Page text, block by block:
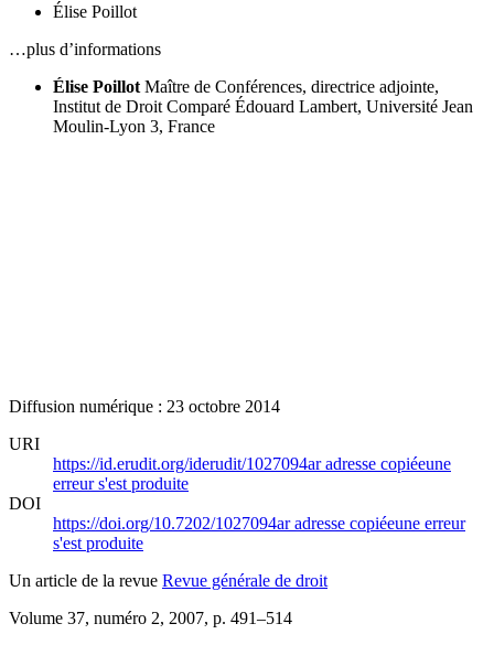
Élise Poillot
…plus d’informations
Élise Poillot Maître de Conférences, directrice adjointe,
Institut de Droit Comparé Édouard Lambert, Université Jean
Moulin-Lyon 3, France
Diffusion numérique : 23 octobre 2014
URI
https://id.erudit.org/iderudit/1027094aradresse copiéeune
erreur s'est produite
DOI
https://doi.org/10.7202/1027094aradresse copiéeune erreur
s'est produite
Un article de la revue Revue générale de droit
Volume 37, numéro 2, 2007, p. 491–514